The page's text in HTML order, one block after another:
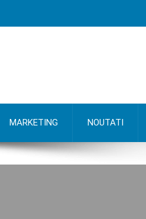
MARKETING NOUTATI